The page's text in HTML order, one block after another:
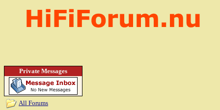
Private Messages
All Forums